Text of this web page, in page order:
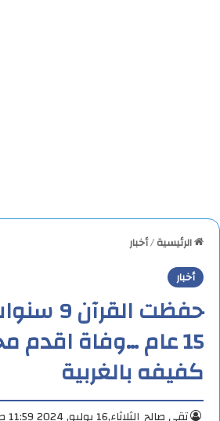
الرئيسية/أخبار
أخبار
حفظت
15 عام …وفاة
كفيفه بالغربية